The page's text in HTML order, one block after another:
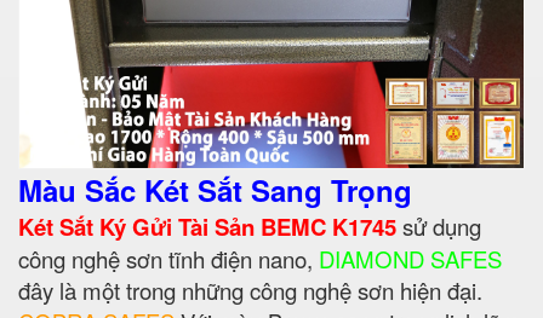
Màu Sắc Két Sắt Sang Trọng
Két Sắt Ký Gửi Tài Sản BEMC K1745sử dụng
công nghệ sơn tĩnh điện nano, DIAMOND SAFES
đây là một trong những công nghệ sơn hiện đại.